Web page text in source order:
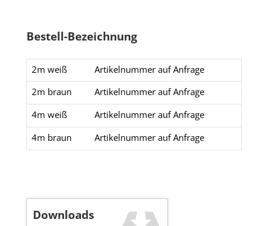
Bestell-Bezeichnung
2m weiß
Artikelnummer auf Anfrage
2m braun
Artikelnummer auf Anfrage
4m weiß
Artikelnummer auf Anfrage
4m braun
Artikelnummer auf Anfrage
Downloads